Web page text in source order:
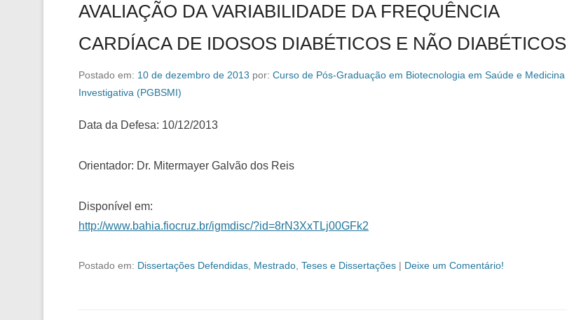
AVALIAÇÃO DA VARIABILIDADE DA FREQUÊNCIA
CARDÍACA DE IDOSOS DIABÉTICOS E NÃO DIABÉTICOS
Postado em: 10 de dezembro de 2013 por: Curso de Pós-Graduação em Biotecnologia em Saúde e Medicina
Investigativa (PGBSMI)
Data da Defesa: 10/12/2013
Orientador: Dr. Mitermayer Galvão dos Reis
Disponível em:
http://www.bahia.fiocruz.br/igmdisc/?id=8rN3XxTLj00GFk2
Postado em: Dissertações Defendidas Mestrado Teses e Dissertações | Deixe um Comentário!